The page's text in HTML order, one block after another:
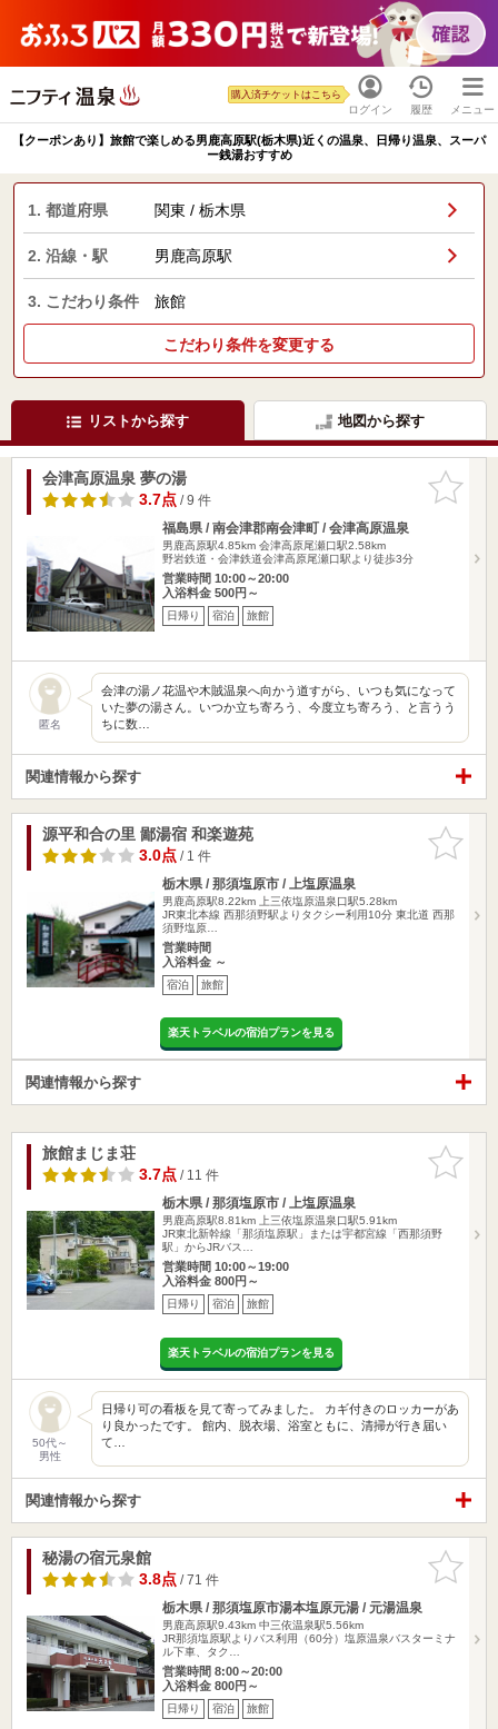
ログイン
購入済チケットはこちら
履歴 メニュー
【クーポンあり】旅館で楽しめる男鹿高原駅(栃木県)近くの温泉、日帰り温泉、スーパ
ー銭湯おすすめ
1. 都道府県 関東 / 栃木県
2. 沿線・駅 男鹿高原駅
3. こだわり条件 旅館
こだわり条件を変更する
リストから探す 地図から探す
お気に入
りに追加
会津高原温泉 夢の湯
3.7点/ 9 件
福島県 / 南会津郡南会津町 / 会津高原温泉
男鹿高原駅4.85km 会津高原尾瀬口駅2.58km
野岩鉄道・会津鉄道会津高原尾瀬口駅より徒歩3分
営業時間 10:00～20:00
入浴料金 500円～
日帰り 宿泊 旅館
匿名
会津の湯ノ花温や木賊温泉へ向かう道すがら、いつも気になって
いた夢の湯さん。いつか立ち寄ろう、今度立ち寄ろう、と言うう
ちに数…
関連情報から探す
お気に入
りに追加
源平和合の里 鄙湯宿 和楽遊苑
3.0点/ 1 件
栃木県 / 那須塩原市 / 上塩原温泉
男鹿高原駅8.22km
上三依塩原温泉口駅5.28km
JR東北本線 西那須野駅よりタクシー利用10分 東北道 西那
須野塩原…
営業時間
入浴料金 ～
宿泊 旅館
楽天トラベルの宿泊プランを見る
関連情報から探す
お気に入
りに追加
旅館まじま荘
3.7点/ 11 件
栃木県 / 那須塩原市 / 上塩原温泉
男鹿高原駅8.81km
上三依塩原温泉口駅5.91km
JR東北新幹線「那須塩原駅」または宇都宮線「西那須野
駅」からJRバス…
営業時間 10:00～19:00
入浴料金 800円～
日帰り 宿泊 旅館
楽天トラベルの宿泊プランを見る
50代～
男性
日帰り可の看板を見て寄ってみました。 カギ付きのロッカーがあ
り良かったです。 館内、脱衣場、浴室ともに、清掃が行き届い
て…
関連情報から探す
お気に入
りに追加
秘湯の宿元泉館
3.8点/ 71 件
栃木県 / 那須塩原市湯本塩原元湯 / 元湯温泉
男鹿高原駅9.43km 中三依温泉駅5.56km
JR那須塩原駅よりバス利用（60分）塩原温泉バスターミナ
ル下車、タク…
営業時間 8:00～20:00
入浴料金 800円～
日帰り 宿泊 旅館